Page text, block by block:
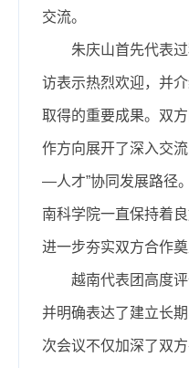
交流。
朱庆山首先代表
访表示热烈欢迎，并
取得的重要成果。双
作方向展开了深入交
—人才”协同发展路径
南科学院一直保持着
进一步夯实双方合作奠
越南代表团高度
并明确表达了建立长
次会议不仅加深了双